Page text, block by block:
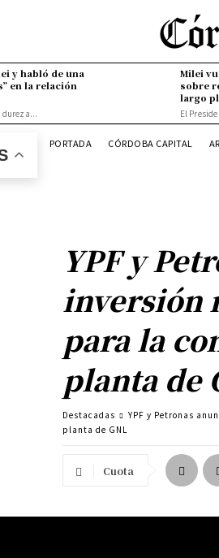
y habló de una
en la relación
dureza...
Milei
sobre
largo
El
PORTADA CÓRDOBA CAPITAL
YPF y
inversión
para la
planta de
Destacadas
YPF y Petronas
planta de GNL
Cuota